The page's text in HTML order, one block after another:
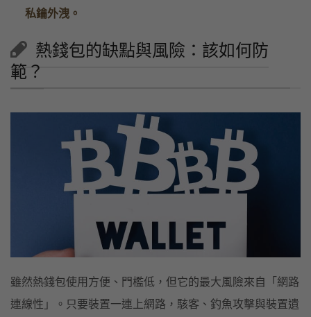
私鑰外洩。
熱錢包的缺點與風險：該如何防
範？
雖然熱錢包使用方便、門檻低，但它的最大風險來自「網路
連線性」。只要裝置一連上網路，駭客、釣魚攻擊與裝置遺